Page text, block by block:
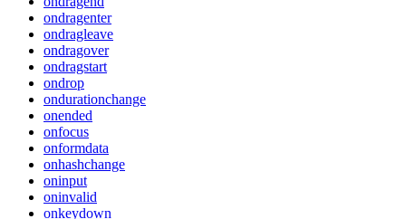
ondragenter
ondragleave
ondragover
ondragstart
ondrop
ondurationchange
onended
onfocus
onformdata
onhashchange
oninput
oninvalid
onkeydown